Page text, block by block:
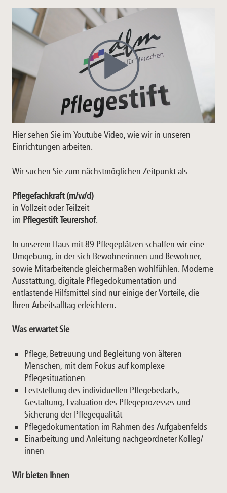
Hier sehen Sie im Youtube Video, wie wir in unseren
Einrichtungen arbeiten.
Wir suchen Sie zum nächstmöglichen Zeitpunkt als
Pflegefachkraft (m/w/d)
in Vollzeit oder Teilzeit
im Pflegestift Teurershof.
In unserem Haus mit 89 Pflegeplätzen schaffen wir eine
Umgebung, in der sich Bewohnerinnen und Bewohner,
sowie Mitarbeitende gleichermaßen wohlfühlen. Moderne
Ausstattung, digitale Pflegedokumentation und
entlastende Hilfsmittel sind nur einige der Vorteile, die
Ihren Arbeitsalltag erleichtern.
Was erwartet Sie
Pflege, Betreuung und Begleitung von älteren
Menschen, mit dem Fokus auf komplexe
Pflegesituationen
Feststellung des individuellen Pflegebedarfs,
Gestaltung, Evaluation des Pflegeprozesses und
Sicherung der Pflegequalität
Pflegedokumentation im Rahmen des Aufgabenfelds
Einarbeitung und Anleitung nachgeordneter Kolleg/-
innen
Wir bieten Ihnen